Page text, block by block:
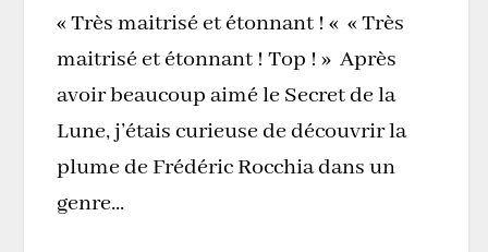
« Très maitrisé et étonnant ! « « Très
maitrisé et étonnant ! Top ! » Après
avoir beaucoup aimé le Secret de la
Lune, j’étais curieuse de découvrir la
plume de Frédéric Rocchia dans un
genre...